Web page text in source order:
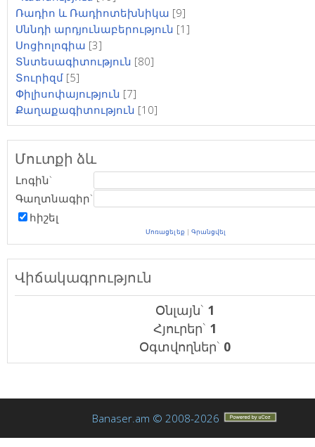
Ռադիո և Ռադիոտեխնիկա [9]
Սննդի արդյունաբերություն [1]
Սոցիոլոգիա [3]
Տնտեսագիտություն [80]
Տուրիզմ [5]
Փիլիսոփայություն [7]
Քաղաքագիտություն [10]
Մուտքի ձև
Լոգին`
Գաղտնագիր`
հիշել
Մոռացել եք | Գրանցվել
Վիճակագրություն
Օնլայն` 1
Հյուրեր` 1
Օգտվողներ` 0
Banaser.am © 2008-2026